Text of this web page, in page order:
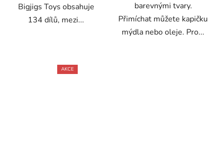
Bigjigs Toys obsahuje
134 dílů, mezi...
barevnými tvary.
Přimíchat můžete kapičku
mýdla nebo oleje. Pro...
AKCE